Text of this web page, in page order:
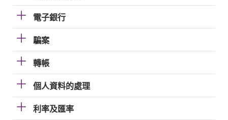
電子銀行
騙案
轉帳
個人資料的處理
利率及匯率